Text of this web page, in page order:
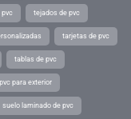
pvc tejados de pvc
tarjetas de pvc
tablas de pvc
para exterior
suelo laminado de pvc